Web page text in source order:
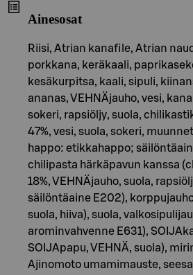
Ainesosat
Riisi, Atrian kanafile, Atrian
porkkana, keräkaali,
kesäkurpitsa, kaali, sipuli,
ananas, VEHNÄjauho, vesi,
sokeri, rapsiöljy, suola,
47%, vesi, suola, sokeri,
happo: etikkahappo;
chilipasta härkäpavun kanssa
18%, VEHNÄjauho, suola,
säilöntäaine E202),
suola, hiiva), suola,
arominvahvenne E631),
SOIJApapu, VEHNÄ, suola),
Ajinomoto umamimauste,